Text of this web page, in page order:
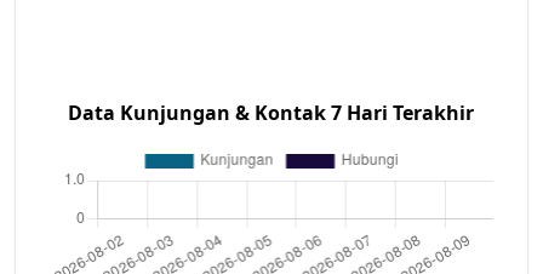
Data Kunjungan & Kontak 7 Hari Terakhir